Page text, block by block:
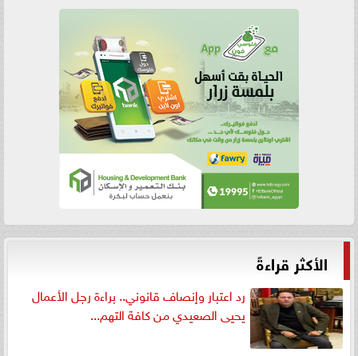
الأكثر قراءةً
رد اعتبار وإنصاف قانوني.. براءة رجل الأعمال
يحيى الصعيدي من كافة التهم...